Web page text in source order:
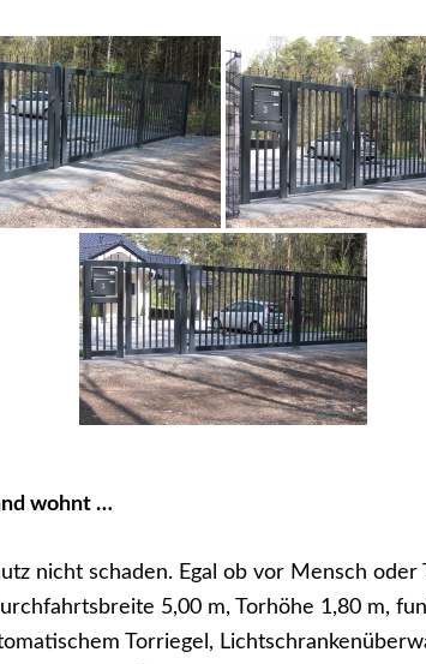
wohnt …
nicht schaden. Egal ob vor Mensch oder
5,00 m, Torhöhe 1,80 m,
Torriegel,